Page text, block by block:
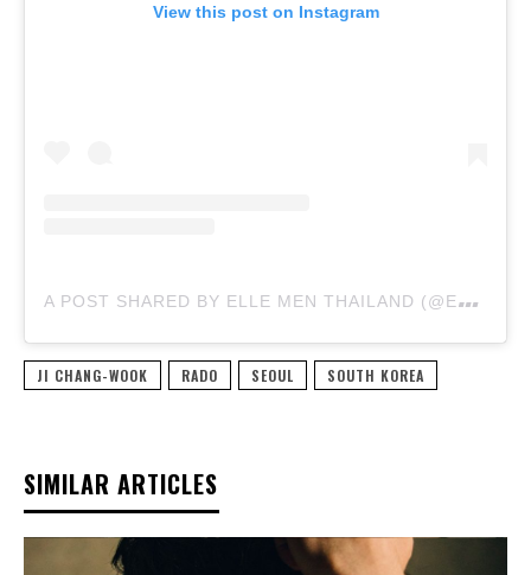
View this post on Instagram
A
POST SHARED BY ELLE MEN THAILAND (@ELLEMENTHAILAND)
JI CHANG-WOOK RADO SEOUL SOUTH KOREA
SIMILAR ARTICLES